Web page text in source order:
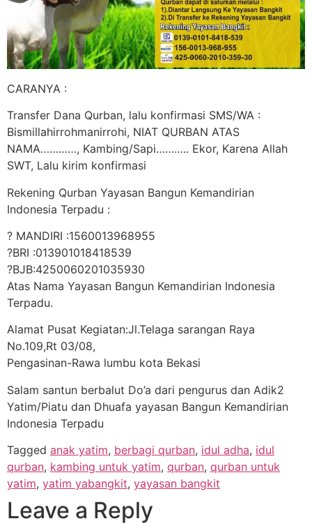
CARANYA :
Transfer Dana Qurban, lalu konfirmasi SMS/WA :
Bismillahirrohmanirrohi, NIAT QURBAN ATAS
NAMA…………, Kambing/Sapi……….. Ekor, Karena Allah
SWT, Lalu kirim konfirmasi
Rekening Qurban Yayasan Bangun Kemandirian
Indonesia Terpadu :
? MANDIRI :1560013968955
?BRI :013901018418539
?BJB:4250060201035930
Atas Nama Yayasan Bangun Kemandirian Indonesia
Terpadu.
Alamat Pusat Kegiatan:Jl.Telaga sarangan Raya
No.109,Rt 03/08,
Pengasinan-Rawa lumbu kota Bekasi
Salam santun berbalut Do’a dari pengurus dan Adik2
Yatim/Piatu dan Dhuafa yayasan Bangun Kemandirian
Indonesia Terpadu
Tagged anak yatim, berbagi qurban, idul adha, idul
qurban, kambing untuk yatim, qurban, qurban untuk
yatim, yatim yabangkit, yayasan bangkit
Leave a Reply